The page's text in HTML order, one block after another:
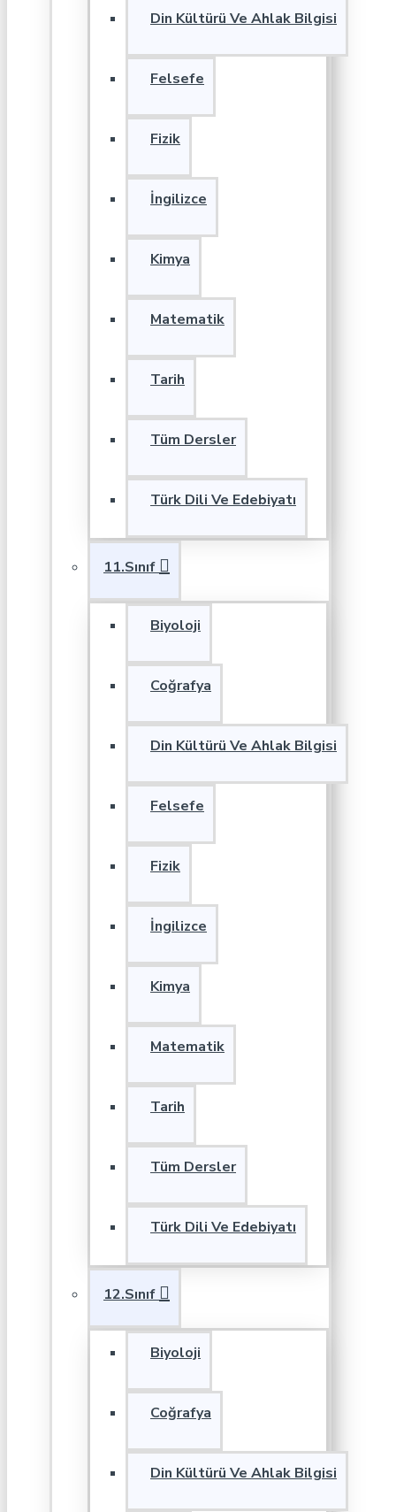
Din Kültürü Ve Ahlak Bilgisi
Felsefe
Fizik
İngilizce
Kimya
Matematik
Tarih
Tüm Dersler
Türk Dili Ve Edebiyatı
11.Sınıf
Biyoloji
Coğrafya
Din Kültürü Ve Ahlak Bilgisi
Felsefe
Fizik
İngilizce
Kimya
Matematik
Tarih
Tüm Dersler
Türk Dili Ve Edebiyatı
12.Sınıf
Biyoloji
Coğrafya
Din Kültürü Ve Ahlak Bilgisi